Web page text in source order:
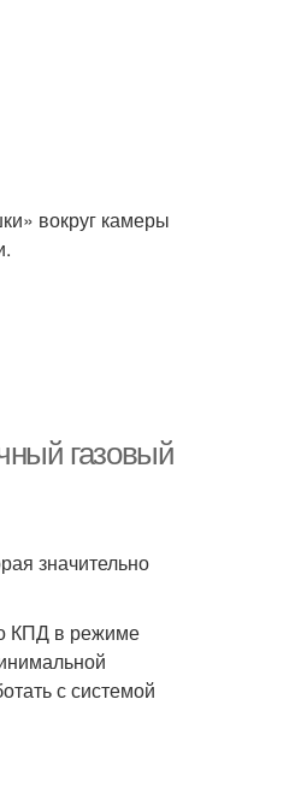
вокруг камеры
газовый
значительно
КПД в режиме
с системой